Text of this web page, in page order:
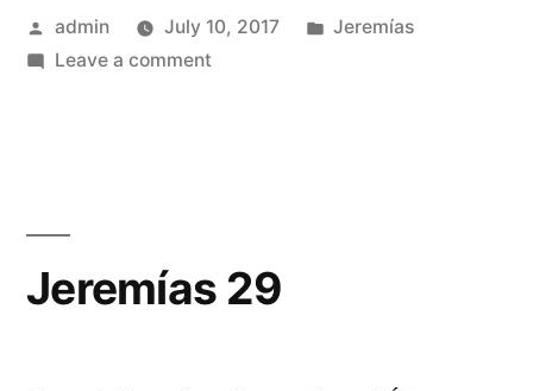
Posted
by
admin July 10, 2017
Posted
Jeremías
Leave a commenton
Jeremías 29